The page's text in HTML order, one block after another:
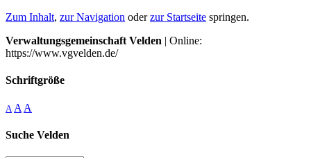
Zum Inhalt, zur Navigation oderzur Startseite springen.
Verwaltungsgemeinschaft Velden | Online:
https://www.vgvelden.de/
Schriftgröße
A A A
Suche Velden